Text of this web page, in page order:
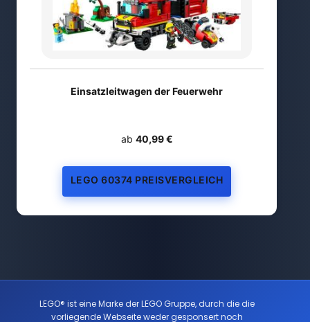
Einsatzleitwagen der Feuerwehr
ab 40,99 €
LEGO 60374 PREISVERGLEICH
LEGO® ist eine Marke der LEGO Gruppe, durch die die
vorliegende Webseite weder gesponsert noch